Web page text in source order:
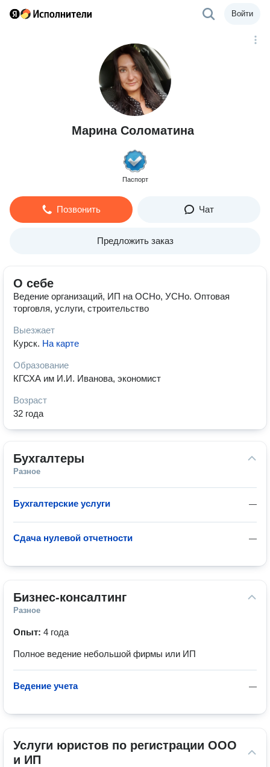
Войти
Марина Соломатина
Паспорт
Позвонить Чат
Предложить заказ
О себе
Ведение организаций, ИП на ОСНо, УСНо. Оптовая
торговля, услуги, строительство
Выезжает
Курск. На карте
Образование
КГСХА им И.И. Иванова, экономист
Возраст
32 года
Бухгалтеры
Разное
—
Бухгалтерские услуги
—
Сдача нулевой отчетности
Бизнес-консалтинг
Разное
Опыт: 4 года
Полное ведение небольшой фирмы или ИП
—
Ведение учета
Услуги юристов по регистрации ООО
и ИП